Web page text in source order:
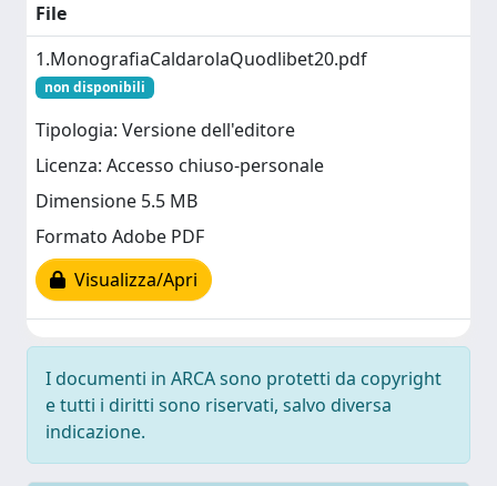
File
1.MonografiaCaldarolaQuodlibet20.pdf
non disponibili
Tipologia: Versione dell'editore
Licenza: Accesso chiuso-personale
Dimensione 5.5 MB
Formato Adobe PDF
Visualizza/Apri
I documenti in ARCA sono protetti da copyright
e tutti i diritti sono riservati, salvo diversa
indicazione.